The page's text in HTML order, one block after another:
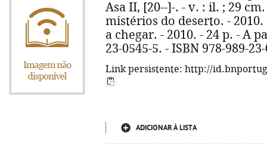
Asa II, [20--]-. - v. : il. ; 29
mistérios do deserto. - 2010.
a chegar. - 2010. - 24 p. - A
23-0545-5. - ISBN 978-989-
Link persistente: http://
ADICIONAR À LISTA